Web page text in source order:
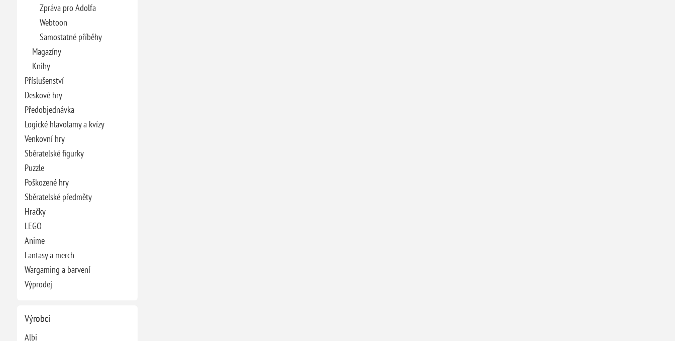
Zpráva pro Adolfa
Webtoon
Samostatné příběhy
Magazíny
Knihy
Příslušenství
Deskové hry
Předobjednávka
Logické hlavolamy a kvízy
Venkovní hry
Sběratelské figurky
Puzzle
Poškozené hry
Sběratelské předměty
Hračky
LEGO
Anime
Fantasy a merch
Wargaming a barvení
Výprodej
Výrobci
Albi